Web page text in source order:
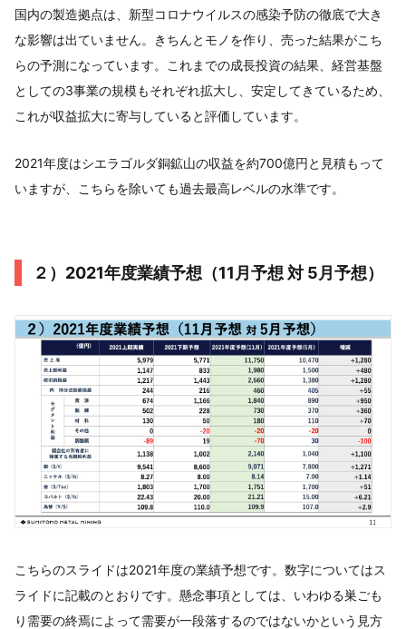
国内の製造拠点は、新型コロナウイルスの感染予防の徹底で大き
な影響は出ていません。きちんとモノを作り、売った結果がこち
らの予測になっています。これまでの成長投資の結果、経営基盤
としての3事業の規模もそれぞれ拡大し、安定してきているため、
これが収益拡大に寄与していると評価しています。
2021年度はシエラゴルダ銅鉱山の収益を約700億円と見積もって
いますが、こちらを除いても過去最高レベルの水準です。
２）2021年度業績予想（11月予想 対 5月予想）
こちらのスライドは2021年度の業績予想です。数字についてはス
ライドに記載のとおりです。懸念事項としては、いわゆる巣ごも
り需要の終焉によって需要が一段落するのではないかという見方